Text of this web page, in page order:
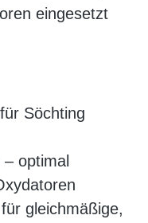
eingesetzt
Söchting
optimal
gleichmäßige,